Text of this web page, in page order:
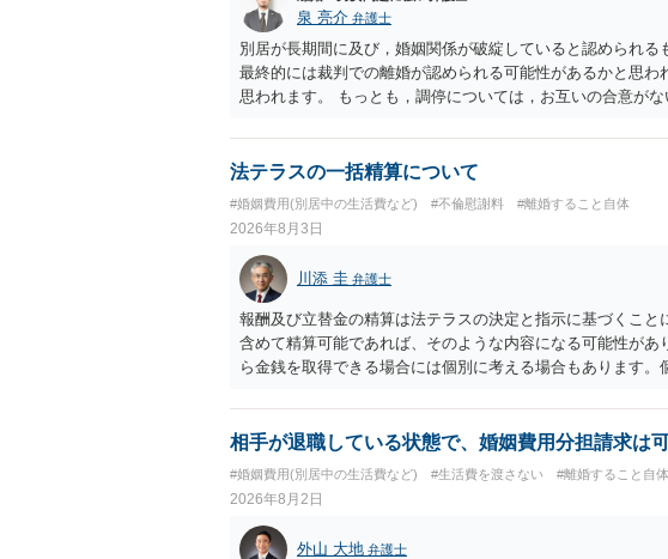
泉 亮介 弁護士
別居が長期間に及び，婚姻関係が破綻していると認められ
最終的には裁判での離婚が認められる可能性があるかと思
思われます。 もっとも，調停については，お互いの合意が
の離婚に固執しないかいずれかの対応は必要となるかと思
ありますので弁護士を立てることを検討されると良いかと思
法テラスの一括精算について
#婚姻費用(別居中の生活費など) #不倫慰謝料 #離婚すること自体
2026年8月3日
川添 圭 弁護士
報酬及び立替金の精算は法テラスの決定と指示に基づくこ
含めて精算可能であれば、そのような内容になる可能性が
ら金銭を取得できる場合には個別に考える場合もあります
相手が退職している状態で、婚姻費用分担請求は
#婚姻費用(別居中の生活費など) #生活費を渡さない #離婚すること自体
2026年8月2日
外山 大地 弁護士